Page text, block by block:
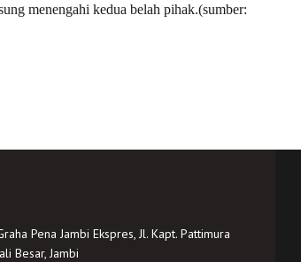
menengahi kedua belah pihak.(sumber:
Pena Jambi Ekspres, Jl. Kapt. Pattimura
Besar, Jambi